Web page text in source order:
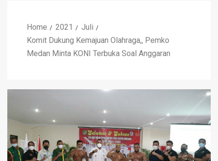
Home 2021
Juli
Komit Dukung Kemajuan Olahraga,, Pemko
Medan Minta KONI Terbuka Soal Anggaran